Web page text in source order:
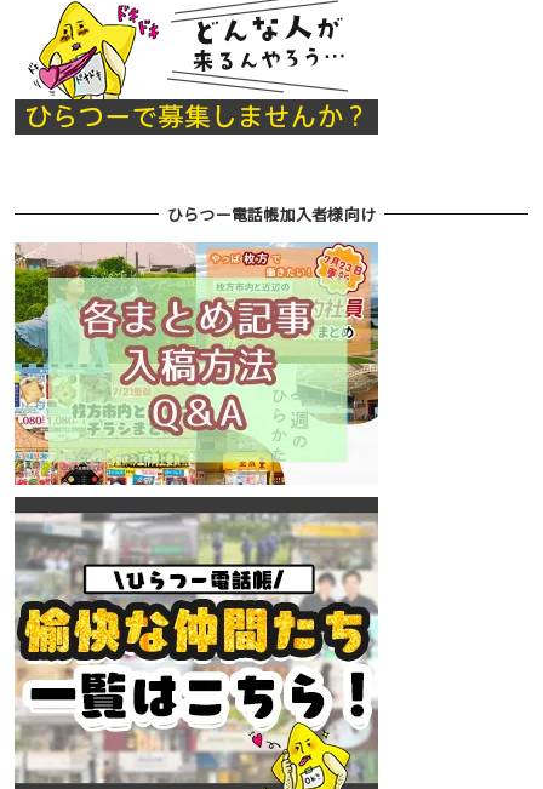
ひらつー電話帳加入者様向け